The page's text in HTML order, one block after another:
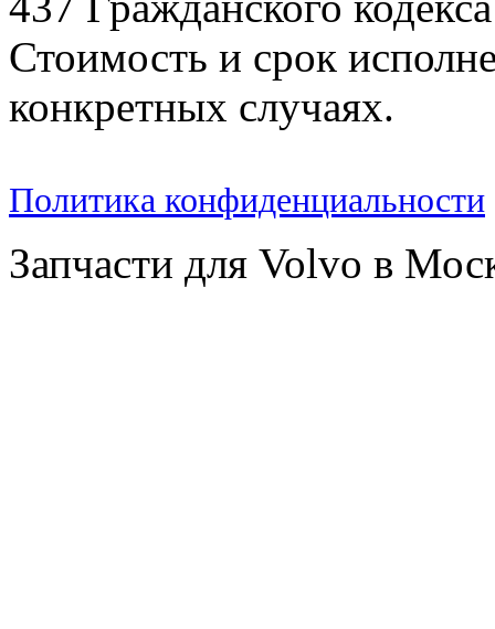
Стоимость и срок
конкретных случаях.
Политика конфиденциальности
Запчасти для Volvo в